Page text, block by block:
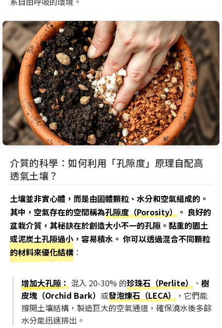
介質的科學：如何利用「孔隙度」原理自配高
透氣土壤？
土壤並非實心體，而是由固體顆粒、水分和空氣組成的。
其中，空氣存在的空間稱為孔隙度（Porosity） 。 良好的
盆栽介質，其秘訣在於創造大小不一的孔隙。黏重的園土
或泥炭土孔隙過小，容易積水。 你可以透過混合不同顆粒
的材料來優化結構：
增加大孔隙： 混入 20-30% 的珍珠石（Perlite） 、 樹
皮塊（Orchid Bark） 或發泡煉石（LECA） ，它們能
撐開土壤結構，製造巨大的空氣通道，確保澆水後多餘
水分能迅速排出。